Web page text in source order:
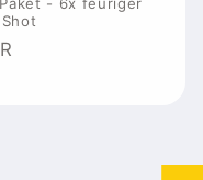
- 6x feuriger